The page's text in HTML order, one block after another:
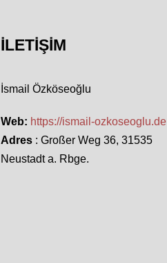
İLETIŞIM
İsmail Özköseoğlu
Web: https://ismail-ozkoseoglu.de
Adres : Großer Weg 36, 31535
Neustadt a. Rbge.